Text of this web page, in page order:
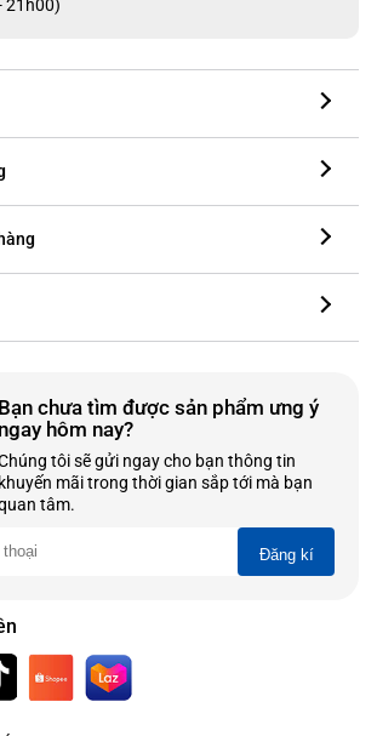
21h00)
Bạn chưa tìm được sản phẩm ưng ý
ngay hôm nay?
tôi sẽ gửi ngay cho bạn thông tin
khuyến mãi trong thời gian sắp tới mà bạn
tâm.
Đăng kí